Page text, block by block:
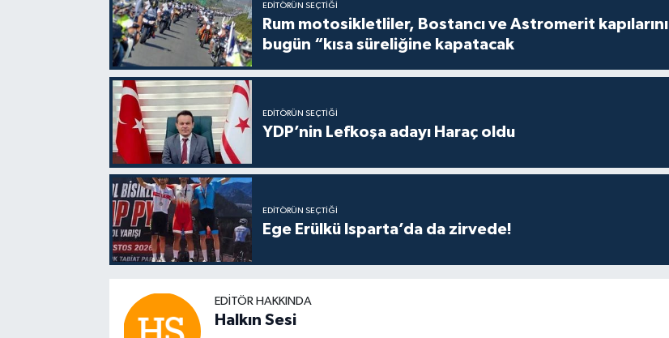
EDITÖRÜN SEÇTIĞI
Rum motosikletliler, Bostancı ve Astromerit kapılarını
bugün “kısa süreliğine kapatacak
EDITÖRÜN SEÇTIĞI
YDP’nin Lefkoşa adayı Haraç oldu
EDITÖRÜN SEÇTIĞI
Ege Erülkü Isparta’da da zirvede!
EDITÖR HAKKINDA
Halkın Sesi